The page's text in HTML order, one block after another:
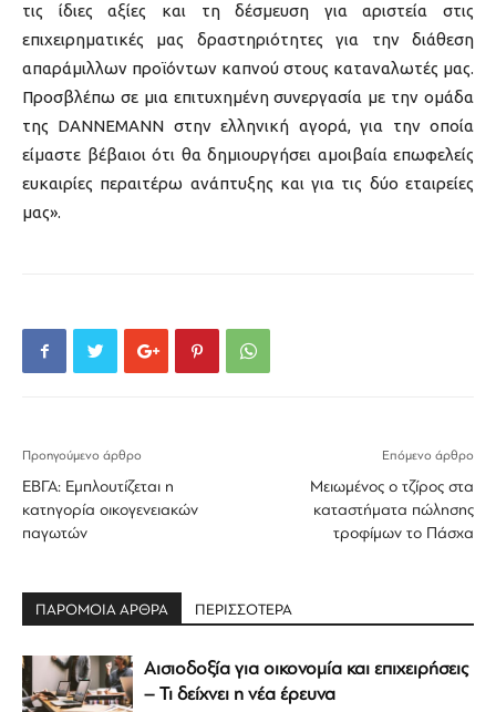
τις ίδιες αξίες και τη δέσμευση για αριστεία στις
επιχειρηματικές μας δραστηριότητες για την διάθεση
απαράμιλλων προϊόντων καπνού στους καταναλωτές μας.
Προσβλέπω σε μια επιτυχημένη συνεργασία με την ομάδα
της DANNEMANN στην ελληνική αγορά, για την οποία
είμαστε βέβαιοι ότι θα δημιουργήσει αμοιβαία επωφελείς
ευκαιρίες περαιτέρω ανάπτυξης και για τις δύο εταιρείες
μας».
Προηγούμενο άρθρο
ΕΒΓΑ: Εμπλουτίζεται η
κατηγορία οικογενειακών
παγωτών
Επόμενο άρθρο
Μειωμένος ο τζίρος στα
καταστήματα πώλησης
τροφίμων το Πάσχα
ΠΑΡΟΜΟΙΑ ΑΡΘΡΑ ΠΕΡΙΣΣΟΤΕΡΑ
Αισιοδοξία για οικονομία και επιχειρήσεις
– Τι δείχνει η νέα έρευνα